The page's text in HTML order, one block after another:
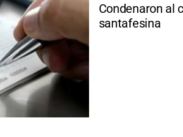
Condenaron al
santafesina